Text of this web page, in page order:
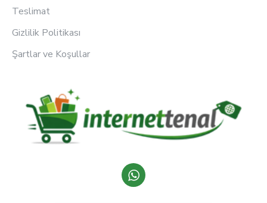
Teslimat
Gizlilik Politikası
Şartlar ve Koşullar